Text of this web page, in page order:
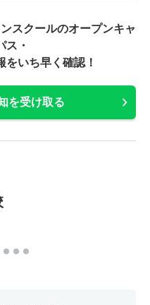
スクールのオープンキャ
ス・
をいち早く確認！
を受け取る